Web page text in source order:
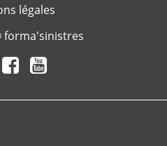
légales
forma'sinistres